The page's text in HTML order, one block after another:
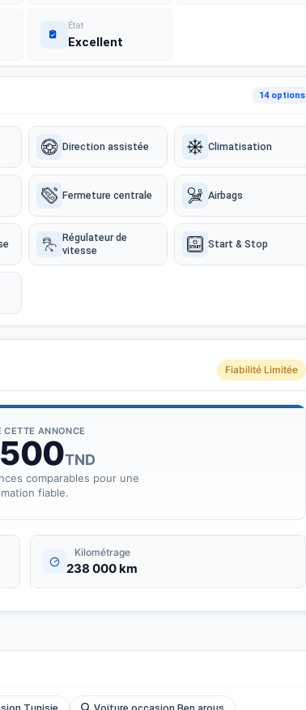
État
Excellent
14 options
Direction assistée Climatisation
Fermeture centrale Airbags
Régulateur de
vitesse
Start & Stop
Fiabilité Limitée
CETTE ANNONCE
TND
comparables pour une
fiable.
Kilométrage
238 000 km